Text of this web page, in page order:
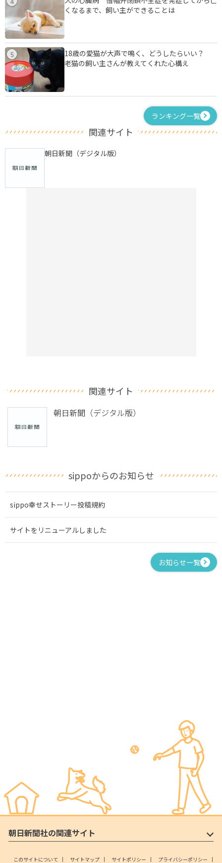
くなるまで、飼い主ができることは
5
18歳の愛猫が大声で鳴く、どうしたらいい？
老猫の飼い主さんが教えてくれた心構え
ランキング一覧
関連サイト
朝日新聞（デジタル版）
関連サイト
朝日新聞（デジタル版）
sippoからのお知らせ
sippo幸せストーリー投稿規約
サイトをリニューアルしました
お知らせ一覧
朝日新聞社の関連サイト
このサイトについて サイトマップ サイトポリシー プライバシーポリシー